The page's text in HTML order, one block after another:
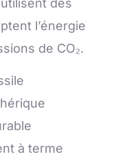
des
l’énergie
de CO₂.
à terme